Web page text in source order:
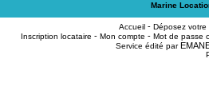
Marine
Accueil - Déposez
Inscription locataire - Mon compte - Mot de passe
Service édité par